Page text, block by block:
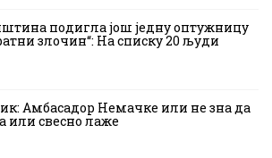
подигла још једну оптужницу
злочин“: На списку 20 људи
Амбасадор Немачке или не зна да
или свесно лаже